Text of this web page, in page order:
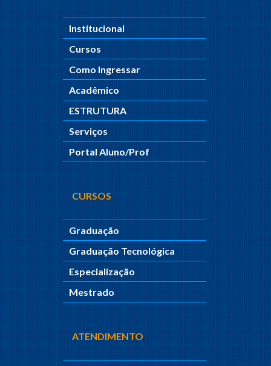
Institucional
Cursos
Como Ingressar
Acadêmico
ESTRUTURA
Serviços
Portal Aluno/Prof
CURSOS
Graduação
Graduação Tecnológica
Especialização
Mestrado
ATENDIMENTO